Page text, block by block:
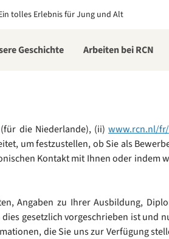
tolles Erlebnis für Jung und Alt
Geschichte Arbeiten bei RCN
(für die Niederlande), (ii) www.rcn.nl/
um festzustellen, ob Sie als
Kontakt mit Ihnen oder indem
Angaben zu Ihrer Ausbildung,
gesetzlich vorgeschrieben ist und
die Sie uns zur Verfügung